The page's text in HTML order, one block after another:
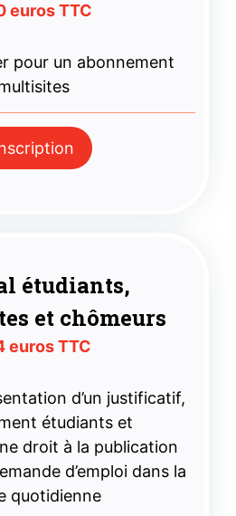
euros TTC
pour un abonnement
étudiants,
et chômeurs
euros TTC
d’un justificatif,
étudiants et
droit à la publication
d’emploi dans la
quotidienne